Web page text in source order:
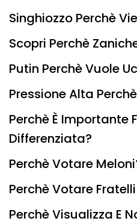
Singhiozzo Perchè
Scopri Perchè
Putin Perchè Vuole
Pressione Alta
Perchè È Importante
Differenziata?
Perchè Votare
Perchè Votare
Perchè Visualizza E